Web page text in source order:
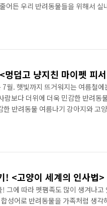
어든 우리 반려동물들을 위해서
산책을 하지 못하는 경우도 있기 마
움이 되는 실내 활동을 함께 알아
멍덥고 냥지친 마이펫 피
월. 햇빛까지 뜨거워지는 여름철
람보다 더위에 더욱 민감한 반려동
반려동물 여름나기 강아지와 고
법을 알아볼까요? 땀샘이 거의 없
을 정도로 털을 밀어주거나 반려동
! <고양이 세계의 인사법>
그에 따라 펫팸족도 많이 생겨나
성어로 반려동물을 가족처럼 생